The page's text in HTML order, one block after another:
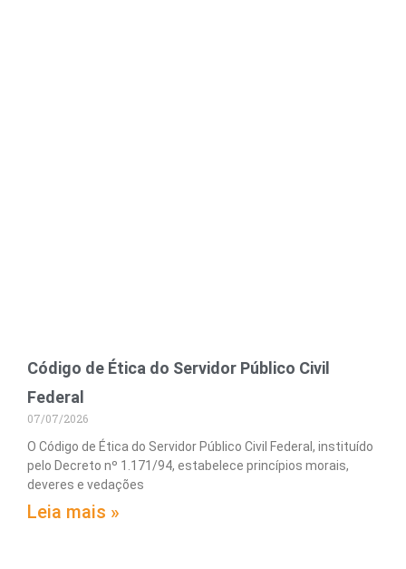
Código de Ética do Servidor Público Civil
Federal
07/07/2026
O Código de Ética do Servidor Público Civil Federal, instituído
pelo Decreto nº 1.171/94, estabelece princípios morais,
deveres e vedações
Leia mais »